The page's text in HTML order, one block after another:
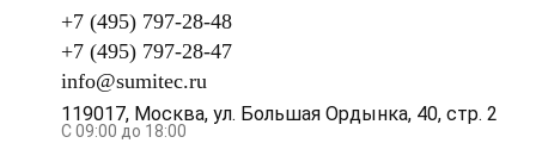
+7 (495) 797-28-48
+7 (495) 797-28-47
info@sumitec.ru
119017, Москва, ул. Большая Ордынка, 40, стр. 2
С 09:00 до 18:00